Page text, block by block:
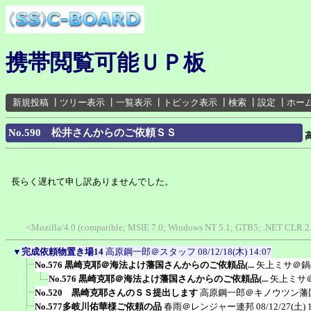
携帯閲覧可能ＵＰ板
新規投稿 ツリー表示 一覧表示 トピック表示 検索 設定 ホー
No.590 松井さんからのご依頼ＳＳ
長らく遅れて申し訳ありませんでした。
<Mozilla/4.0 (compatible; MSIE 7.0; Windows NT 5.1; GTB5; .NET CLR
▼ 完成依頼物置き場14 高原鋼一郎＠スタッフ 08/12/18(木) 14:07
No.576 黒崎克耶＠海法よけ藩国さんからのご依頼品(... 矢上ミサ＠
No.576 黒崎克耶＠海法よけ藩国さんからのご依頼品(... 矢上ミサ
No.520 黒崎克耶さんのＳＳ提出します 高原鋼一郎＠キノウツン藩
No.577多岐川佑華様ご依頼の品 春雨＠レンジャー連邦 08/12/27(土)